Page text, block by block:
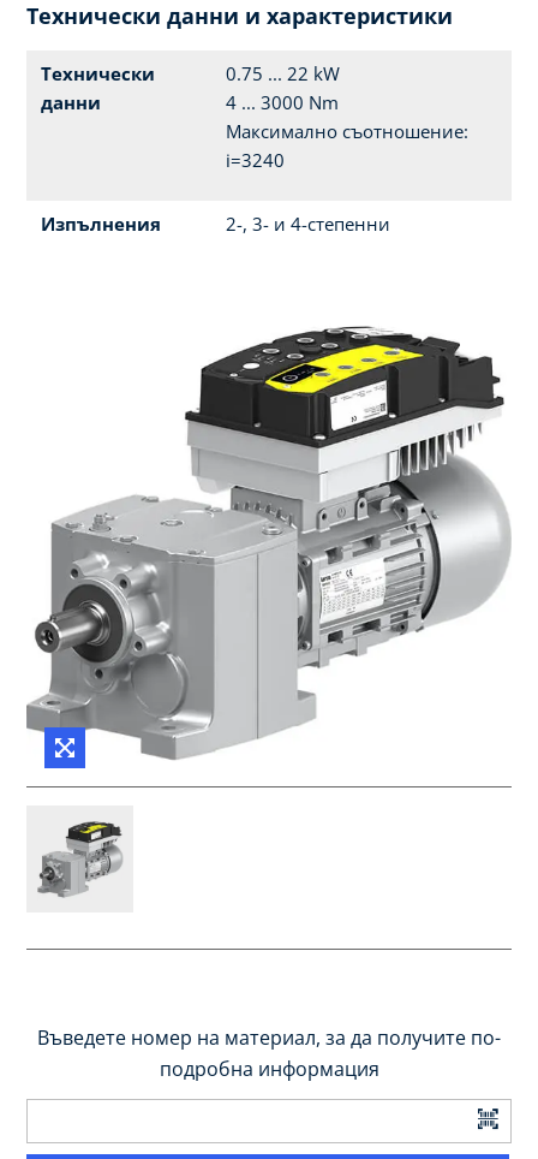
Технически данни и характеристики
Технически
данни
0.75 ... 22 kW
4 ... 3000 Nm
Максимално съотношение:
i=3240
Изпълнения 2-, 3- и 4-степенни
Въведете номер на материал, за да получите по-
подробна информация